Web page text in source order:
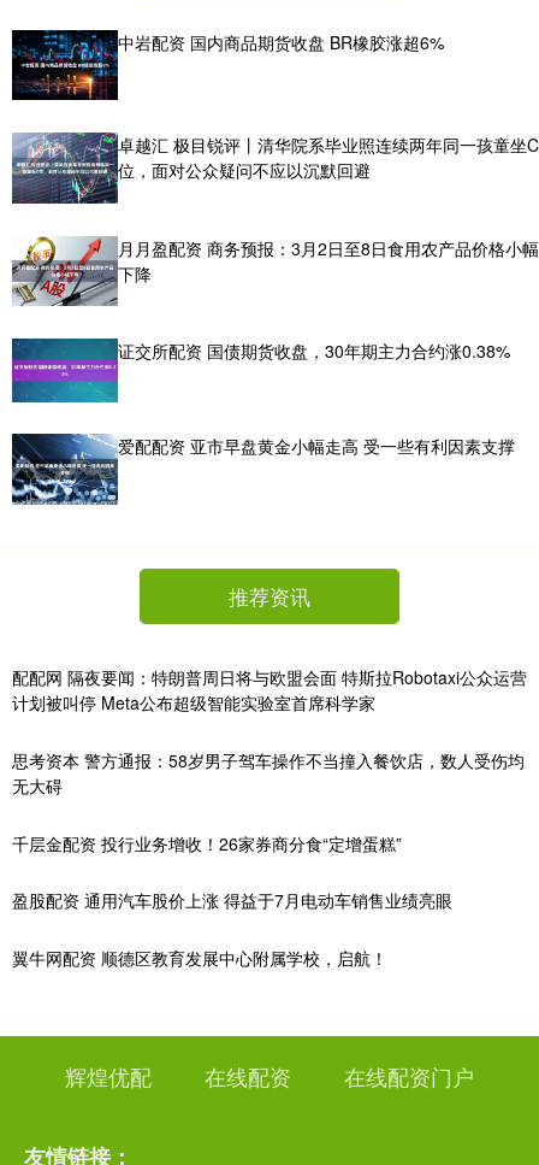
中岩配资 国内商品期货收盘 BR橡胶涨超6%
卓越汇 极目锐评丨清华院系毕业照连续两年同一孩童坐C
位，面对公众疑问不应以沉默回避
月月盈配资 商务预报：3月2日至8日食用农产品价格小幅
下降
证交所配资 国债期货收盘，30年期主力合约涨0.38%
爱配配资 亚市早盘黄金小幅走高 受一些有利因素支撑
推荐资讯
配配网 隔夜要闻：特朗普周日将与欧盟会面 特斯拉Robotaxi公众运营
计划被叫停 Meta公布超级智能实验室首席科学家
思考资本 警方通报：58岁男子驾车操作不当撞入餐饮店，数人受伤均
无大碍
千层金配资 投行业务增收！26家券商分食“定增蛋糕”
盈股配资 通用汽车股价上涨 得益于7月电动车销售业绩亮眼
翼牛网配资 顺德区教育发展中心附属学校，启航！
辉煌优配 在线配资 在线配资门户
友情链接：